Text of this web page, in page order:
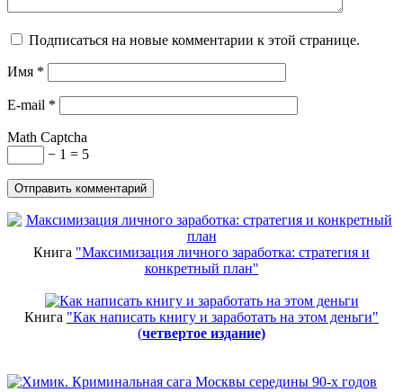
Подписаться на новые комментарии к этой странице.
Имя *
E-mail *
Math Captcha
− 1 = 5
Книга "Максимизация личного заработка: стратегия и
конкретный план"
Книга "Как написать книгу и заработать на этом деньги"
(четвертое издание)